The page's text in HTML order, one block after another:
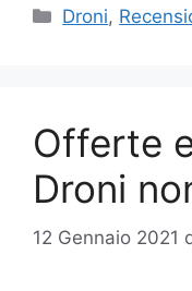
Categorie
Droni,
Offerte
Droni
12 Gennaio 2021